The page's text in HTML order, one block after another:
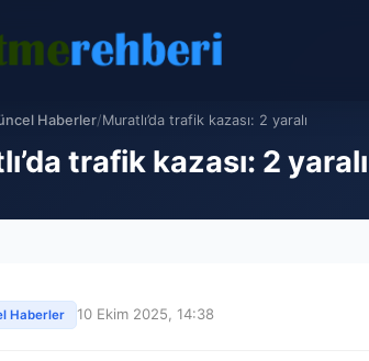
Haberler/Muratlı’da trafik kazası: 2 yaralı
trafik kazası: 2 yaralı
Haberler 10 Ekim 2025, 14:38